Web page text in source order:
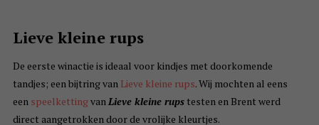
Lieve kleine rups
De eerste winactie is ideaal voor kindjes met doorkomende
tandjes; een bijtring van Lieve kleine rups. Wij mochten al eens
een speelkettingvanLieve kleine rupstesten en Brent werd
direct aangetrokken door de vrolijke kleurtjes.